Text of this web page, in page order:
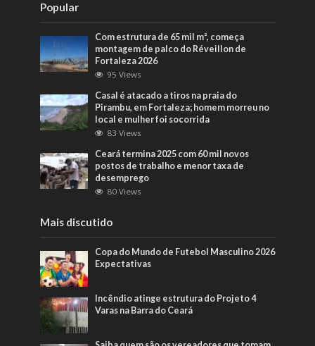
Popular
Com estrutura de 65 mil m², começa
montagem de palco do Réveillon de
Fortaleza 2026
95 Views
Casal é atacado a tiros na praia do
Pirambu, em Fortaleza; homem morreu no
local e mulher foi socorrida
83 Views
Ceará termina 2025 com 60 mil novos
postos de trabalho e menor taxa de
desemprego
80 Views
Mais discutido
Copa do Mundo de Futebol Masculino 2026
Expectativas
Incêndio atinge estrutura do Projeto 4
Varas na Barra do Ceará